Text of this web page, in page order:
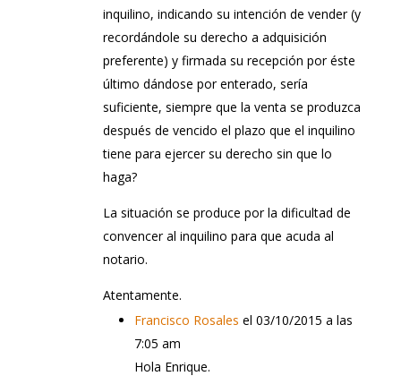
inquilino, indicando su intención de vender (y
recordándole su derecho a adquisición
preferente) y firmada su recepción por éste
último dándose por enterado, sería
suficiente, siempre que la venta se produzca
después de vencido el plazo que el inquilino
tiene para ejercer su derecho sin que lo
haga?
La situación se produce por la dificultad de
convencer al inquilino para que acuda al
notario.
Atentamente.
Francisco Rosales el 03/10/2015 a las
7:05 am
Hola Enrique.